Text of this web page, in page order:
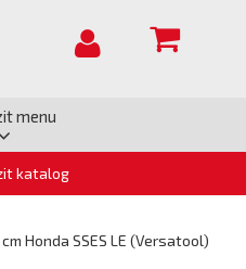
menu
katalog
Honda SSES LE (Versatool)